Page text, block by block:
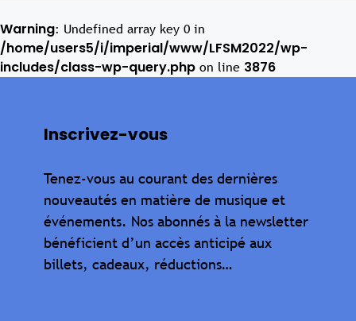
Warning: Undefined array key 0 in
/home/users5/i/imperial/www/LFSM2022/wp-
includes/class-wp-query.php on line 3876
Inscrivez-vous
Tenez-vous au courant des dernières
nouveautés en matière de musique et
événements. Nos abonnés à la newsletter
bénéficient d’un accès anticipé aux
billets, cadeaux, réductions…